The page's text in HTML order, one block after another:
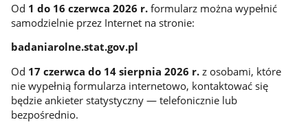
Od 1 do 16 czerwca 2026 r.formularz można wypełnić
samodzielnie przez Internet na stronie:
badaniarolne.stat.gov.pl
Od 17 czerwca do 14 sierpnia 2026 r.z osobami, które
nie wypełnią formularza internetowo, kontaktować się
będzie ankieter statystyczny — telefonicznie lub
bezpośrednio.